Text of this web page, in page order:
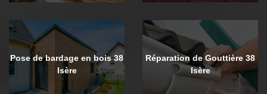
Pose de bardage en bois 38
Isère
Réparation de Gouttière 38
Isère